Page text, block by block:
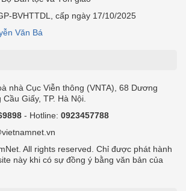
BVHTTDL, cấp ngày 17/10/2025
Văn Bá
nhà Cục Viễn thông (VNTA), 68 Dương
Giấy, TP. Hà Nội.
- Hotline: 0923457788
All rights reserved. Chỉ được phát hành
này khi có sự đồng ý bằng văn bản của